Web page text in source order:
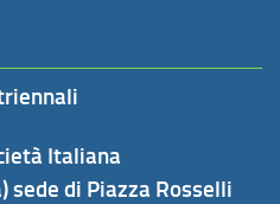
Italiana
sede di Piazza Rosselli